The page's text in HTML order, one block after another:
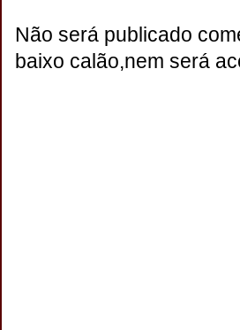
Não será publicado
baixo calão,nem será